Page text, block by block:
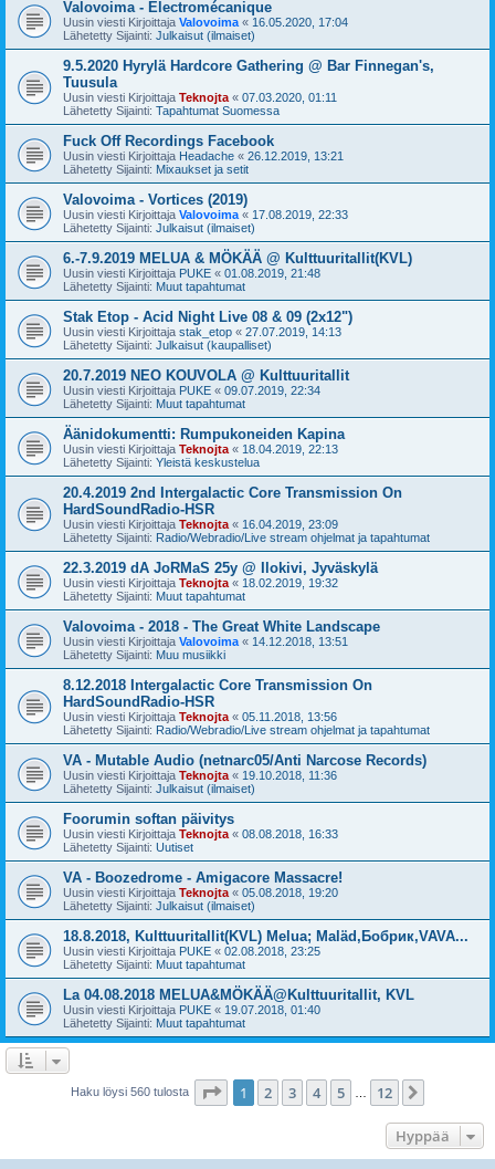
Valovoima - Électromécanique
Uusin viesti Kirjoittaja Valovoima « 16.05.2020, 17:04
Lähetetty Sijainti: Julkaisut (ilmaiset)
9.5.2020 Hyrylä Hardcore Gathering @ Bar Finnegan's,
Tuusula
Uusin viesti Kirjoittaja Teknojta « 07.03.2020, 01:11
Lähetetty Sijainti: Tapahtumat Suomessa
Fuck Off Recordings Facebook
Uusin viesti Kirjoittaja Headache « 26.12.2019, 13:21
Lähetetty Sijainti: Mixaukset ja setit
Valovoima - Vortices (2019)
Uusin viesti Kirjoittaja Valovoima « 17.08.2019, 22:33
Lähetetty Sijainti: Julkaisut (ilmaiset)
6.-7.9.2019 MELUA & MÖKÄÄ @ Kulttuuritallit(KVL)
Uusin viesti Kirjoittaja PUKE « 01.08.2019, 21:48
Lähetetty Sijainti: Muut tapahtumat
Stak Etop - Acid Night Live 08 & 09 (2x12")
Uusin viesti Kirjoittaja stak_etop « 27.07.2019, 14:13
Lähetetty Sijainti: Julkaisut (kaupalliset)
20.7.2019 NEO KOUVOLA @ Kulttuuritallit
Uusin viesti Kirjoittaja PUKE « 09.07.2019, 22:34
Lähetetty Sijainti: Muut tapahtumat
Äänidokumentti: Rumpukoneiden Kapina
Uusin viesti Kirjoittaja Teknojta « 18.04.2019, 22:13
Lähetetty Sijainti: Yleistä keskustelua
20.4.2019 2nd Intergalactic Core Transmission On
HardSoundRadio-HSR
Uusin viesti Kirjoittaja Teknojta « 16.04.2019, 23:09
Lähetetty Sijainti: Radio/Webradio/Live stream ohjelmat ja tapahtumat
22.3.2019 dA JoRMaS 25y @ Ilokivi, Jyväskylä
Uusin viesti Kirjoittaja Teknojta « 18.02.2019, 19:32
Lähetetty Sijainti: Muut tapahtumat
Valovoima - 2018 - The Great White Landscape
Uusin viesti Kirjoittaja Valovoima « 14.12.2018, 13:51
Lähetetty Sijainti: Muu musiikki
8.12.2018 Intergalactic Core Transmission On
HardSoundRadio-HSR
Uusin viesti Kirjoittaja Teknojta « 05.11.2018, 13:56
Lähetetty Sijainti: Radio/Webradio/Live stream ohjelmat ja tapahtumat
VA - Mutable Audio (netnarc05/Anti Narcose Records)
Uusin viesti Kirjoittaja Teknojta « 19.10.2018, 11:36
Lähetetty Sijainti: Julkaisut (ilmaiset)
Foorumin softan päivitys
Uusin viesti Kirjoittaja Teknojta « 08.08.2018, 16:33
Lähetetty Sijainti: Uutiset
VA - Boozedrome - Amigacore Massacre!
Uusin viesti Kirjoittaja Teknojta « 05.08.2018, 19:20
Lähetetty Sijainti: Julkaisut (ilmaiset)
18.8.2018, Kulttuuritallit(KVL) Melua; Maläd,Бобрик,VAVA...
Uusin viesti Kirjoittaja PUKE « 02.08.2018, 23:25
Lähetetty Sijainti: Muut tapahtumat
La 04.08.2018 MELUA&MÖKÄÄ@Kulttuuritallit, KVL
Uusin viesti Kirjoittaja PUKE « 19.07.2018, 01:40
Lähetetty Sijainti: Muut tapahtumat
Haku löysi 560 tulosta Sivu /12
1 2 3 4 5 12
Hyppää